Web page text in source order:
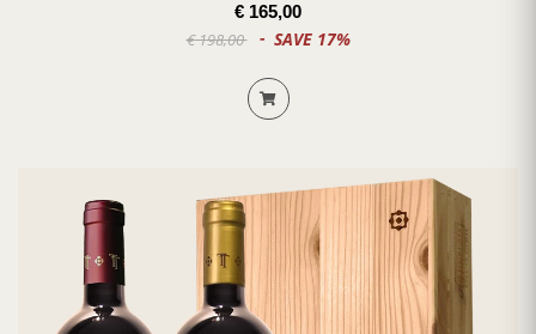
€ 165,00
€ 198,00 SAVE 17%